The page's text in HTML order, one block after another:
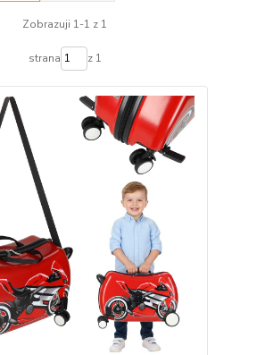
Zobrazuji 1-1 z 1
strana z 1